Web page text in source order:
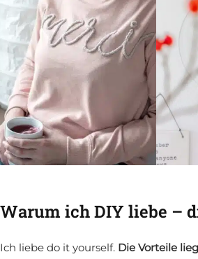
Warum ichDIY liebe –
Ich liebe do it yourself. Die Vorteile